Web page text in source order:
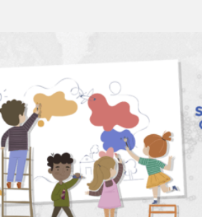
conhecem os direitos que tem. Por isso,